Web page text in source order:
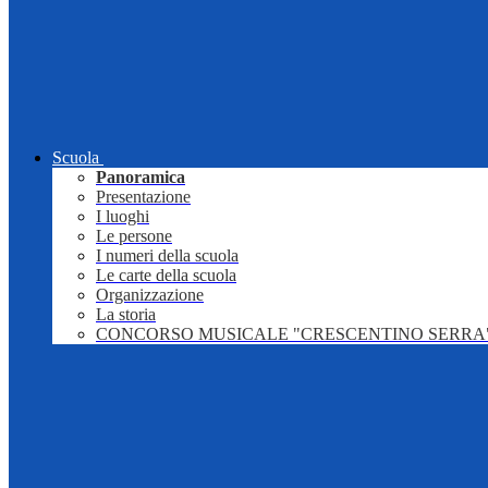
Scuola
Panoramica
Presentazione
I luoghi
Le persone
I numeri della scuola
Le carte della scuola
Organizzazione
La storia
CONCORSO MUSICALE "CRESCENTINO